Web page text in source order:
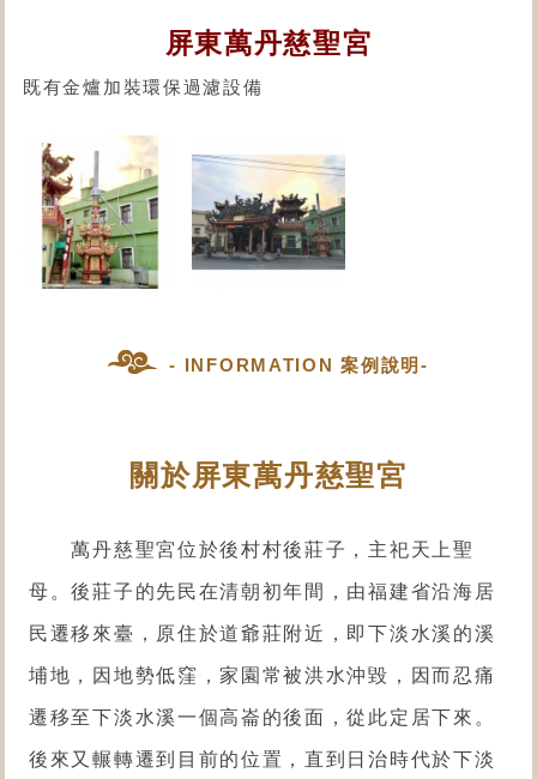
屏東萬丹慈聖宮
既有金爐加裝環保過濾設備
- INFORMATION 案例說明-
關於屏東萬丹慈聖宮
萬丹慈聖宮位於後村村後莊子，主祀天上聖
母。後莊子的先民在清朝初年間，由福建省沿海居
民遷移來臺，原住於道爺莊附近，即下淡水溪的溪
埔地，因地勢低窪，家園常被洪水沖毀，因而忍痛
遷移至下淡水溪一個高崙的後面，從此定居下來。
後來又輾轉遷到目前的位置，直到日治時代於下淡